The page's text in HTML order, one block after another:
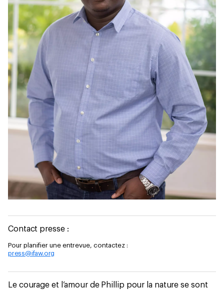
Contact presse :
Pour planifier une entrevue, contactez :
press@ifaw.org
Le courage et l’amour de Phillip pour la nature se sont